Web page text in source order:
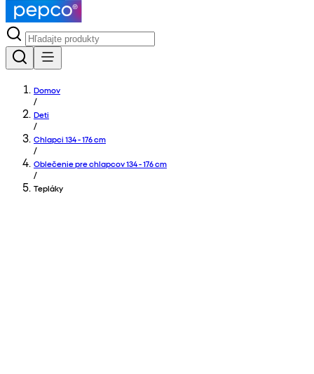
Domov
/
Deti
/
Chlapci 134 - 176 cm
/
Oblečenie pre chlapcov 134 - 176 cm
/
Tepláky